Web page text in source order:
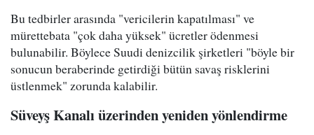
Bu tedbirler arasında "vericilerin kapatılması" ve
mürettebata "çok daha yüksek" ücretler ödenmesi
bulunabilir. Böylece Suudi denizcilik şirketleri "böyle bir
sonucun beraberinde getirdiği bütün savaş risklerini
üstlenmek" zorunda kalabilir.
Süveyş Kanalı üzerinden yeniden yönlendirme